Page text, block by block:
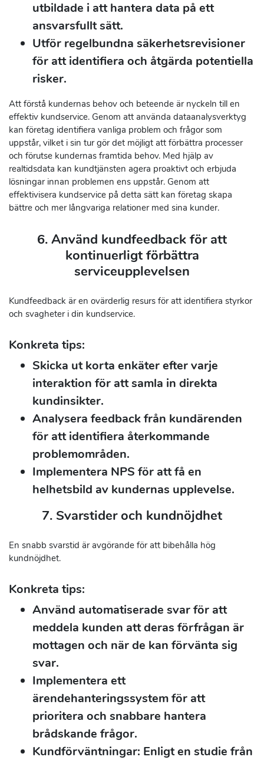
utbildade i att hantera data på ett
ansvarsfullt sätt.
Utför regelbundna säkerhetsrevisioner
för att identifiera och åtgärda potentiella
risker.
Att förstå kundernas behov och beteende är nyckeln till en
effektiv kundservice. Genom att använda dataanalysverktyg
kan företag identifiera vanliga problem och frågor som
uppstår, vilket i sin tur gör det möjligt att förbättra processer
och förutse kundernas framtida behov. Med hjälp av
realtidsdata kan kundtjänsten agera proaktivt och erbjuda
lösningar innan problemen ens uppstår. Genom att
effektivisera kundservice på detta sätt kan företag skapa
bättre och mer långvariga relationer med sina kunder.
6. Använd kundfeedback för att
kontinuerligt förbättra
serviceupplevelsen
Kundfeedback är en ovärderlig resurs för att identifiera styrkor
och svagheter i din kundservice.
Konkreta tips:
Skicka ut korta enkäter efter varje
interaktion för att samla in direkta
kundinsikter.
Analysera feedback från kundärenden
för att identifiera återkommande
problemområden.
Implementera NPS för att få en
helhetsbild av kundernas upplevelse.
7. Svarstider och kundnöjdhet
En snabb svarstid är avgörande för att bibehålla hög
kundnöjdhet.
Konkreta tips:
Använd automatiserade svar för att
meddela kunden att deras förfrågan är
mottagen och när de kan förvänta sig
svar.
Implementera ett
ärendehanteringssystem för att
prioritera och snabbare hantera
brådskande frågor.
Kundförväntningar: Enligt en studie från